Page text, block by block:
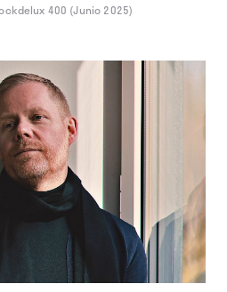
400 (Junio 2025)